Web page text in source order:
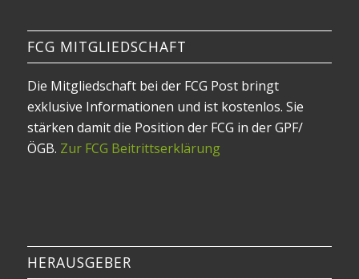
FCG MITGLIEDSCHAFT
Die Mitgliedschaft bei der FCG Post bringt
exklusive Informationen und ist kostenlos. Sie
stärken damit die Position der FCG in der GPF/
ÖGB. Zur FCG Beitrittserklärung
HERAUSGEBER